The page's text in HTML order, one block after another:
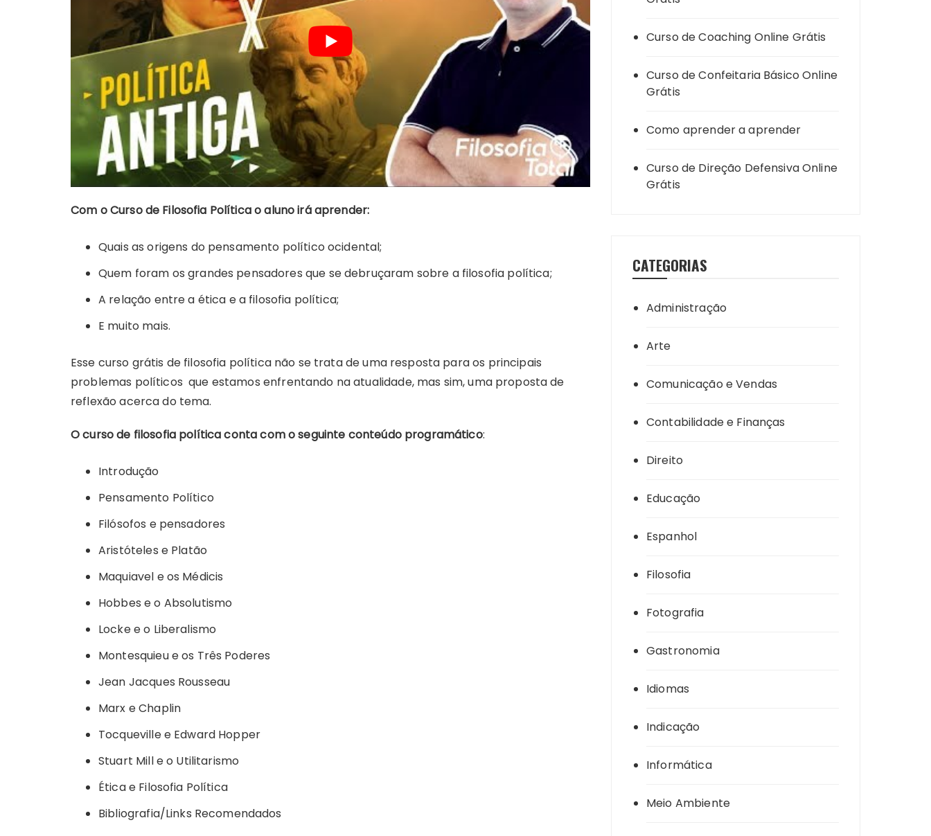
Com o Curso de Filosofia Política o aluno irá aprender:
Quais as origens do pensamento político ocidental;
Quem foram os grandes pensadores que se debruçaram sobre a filosofia política;
A relação entre a ética e a filosofia política;
E muito mais.
Esse curso grátis de filosofia política não se trata de uma resposta para os principais
problemas políticos que estamos enfrentando na atualidade, mas sim, uma proposta de
reflexão acerca do tema.
O curso de filosofia política conta com o seguinte conteúdo programático:
Introdução
Pensamento Político
Filósofos e pensadores
Aristóteles e Platão
Maquiavel e os Médicis
Hobbes e o Absolutismo
Locke e o Liberalismo
Montesquieu e os Três Poderes
Jean Jacques Rousseau
Marx e Chaplin
Tocqueville e Edward Hopper
Stuart Mill e o Utilitarismo
Ética e Filosofia Política
Bibliografia/Links Recomendados
Curso de Coaching Online Grátis
Curso de Confeitaria Básico Online
Grátis
Como aprender a aprender
Curso de Direção Defensiva Online
Grátis
CATEGORIAS
Administração
Arte
Comunicação e Vendas
Contabilidade e Finanças
Direito
Educação
Espanhol
Filosofia
Fotografia
Gastronomia
Idiomas
Indicação
Informática
Meio Ambiente